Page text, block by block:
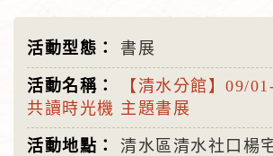
書展
【清水分館】09/
共讀時光機 主題書展
清水區清水社口楊